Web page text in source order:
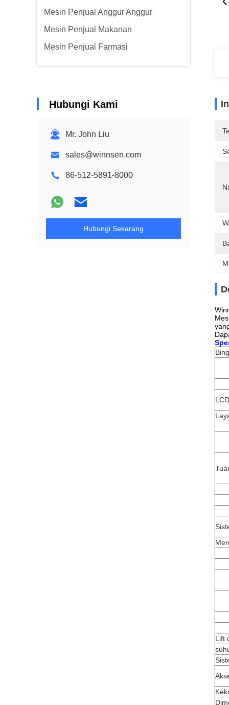
Mesin Penjual Anggur Anggur
Mesin Penjual Makanan
Mesin Penjual Farmasi
Hubungi Kami
Mr. John Liu
sales@winnsen.com
86-512-5891-8000
Hubungi Sekarang
Lift